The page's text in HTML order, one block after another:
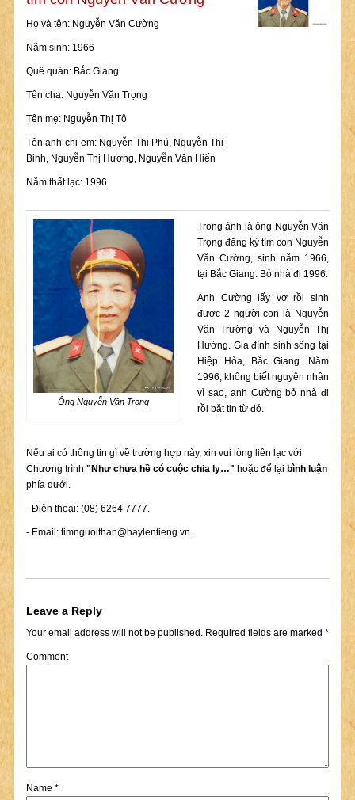
Họ và tên: Nguyễn Văn Cường
Năm sinh: 1966
Quê quán: Bắc Giang
Tên cha: Nguyễn Văn Trọng
Tên mẹ: Nguyễn Thị Tô
Tên anh-chị-em: Nguyễn Thị Phú, Nguyễn Thị
Binh, Nguyễn Thị Hương, Nguyễn Văn Hiến
Năm thất lạc: 1996
Ông Nguyễn Văn Trọng
Trong ảnh là ông Nguyễn Văn
Trọng đăng ký tìm con Nguyễn
Văn Cường, sinh năm 1966,
tại Bắc Giang. Bỏ nhà đi 1996.
Anh Cường lấy vợ rồi sinh
được 2 người con là Nguyễn
Văn Trường và Nguyễn Thị
Hường. Gia đình sinh sống tại
Hiệp Hòa, Bắc Giang. Năm
1996, không biết nguyên nhân
vì sao, anh Cường bỏ nhà đi
rồi bặt tin từ đó.
Nếu ai có thông tin gì về trường hợp này, xin vui lòng liên lạc với
Chương trình "Như chưa hề có cuộc chia ly…" hoặc để lại bình luận
phía dưới.
- Điện thoại: (08) 6264 7777.
- Email: timnguoithan@haylentieng.vn.
Leave a Reply
Your email address will not be published.Required fields are marked *
Comment
Name *